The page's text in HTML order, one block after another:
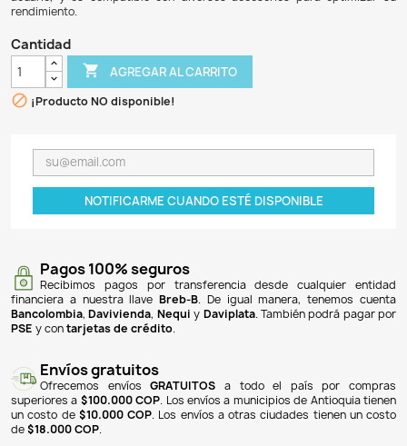
La Lámpara Chihiros WRGB2 Pro es una potente
diseñada para acuarios plantados de altos
consumo de 100W y 80 LEDs RGB 4 en 1, ofrece un
excepcional de 8170 lumens, ideal para el
exigentes. Su innovadora tecnología permite un control
logrando una rica paleta cromática. La lámpara incluye
Bluetooth que se puede manejar a través de la app
permitiendo ajustar la temperatura de color y la
construcción robusta y estilizada se integra
acuario, y es compatible con diversos accesorios
Cantidad
 AGREGAR AL CARRITO